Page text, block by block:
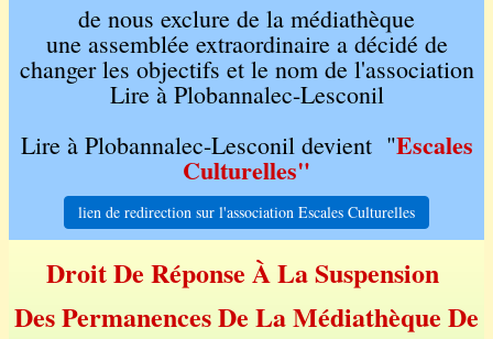
de nous exclure de la médiathèque
une assemblée extraordinaire a décidé de
changer les objectifs et le nom de l'association
Lire à Plobannalec-Lesconil
Lire à Plobannalec-Lesconil devient "Escales
Culturelles"
lien de redirection sur l'association Escales Culturelles
Droit De Réponse À La Suspension
Des Permanences De La Médiathèque De